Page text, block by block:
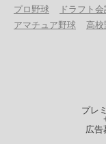
プロ野球 ドラフト会
アマチュア野球
高校
プレ
広告